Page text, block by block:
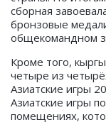
сборная
бронзовые
общекомандном
Кроме того,
четыре из
Азиатские игры
Азиатские игры
помещениях,